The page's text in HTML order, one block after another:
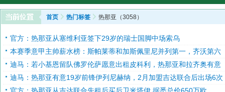
首页 热门标签 热那亚（3058）
官方：热那亚从塞维利亚签下29岁的瑞士国脚中场索乌
本赛季意甲主帅薪水榜：斯帕莱蒂和加斯佩里尼并列第一，齐沃第六
迪马：若小基恩留队佛罗伦萨愿意出租皮科利，热那亚和拉齐奥有意
迪马：热那亚有意19岁前锋伊列尼赫纳，2月加盟吉达联合后出场6次